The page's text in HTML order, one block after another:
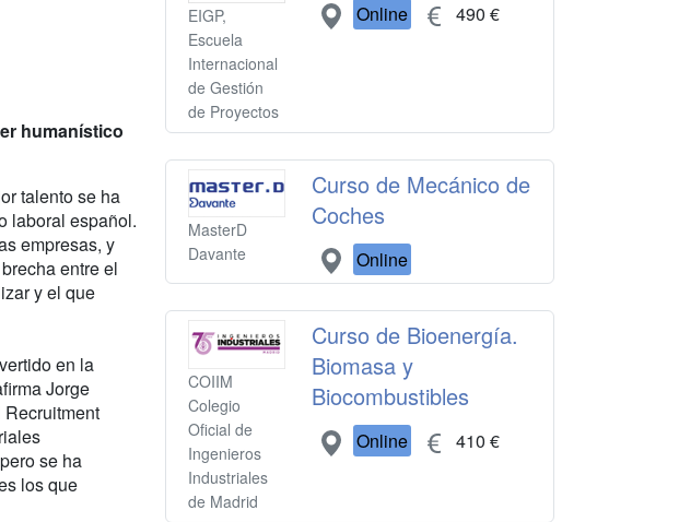
humanístico
talento se ha
laboral español.
empresas, y
entre el
y el que
en la
Jorge
se ha
los que
EIGP,
Escuela
Internacional
de Gestión
de Proyectos
Online 490 €
MasterD
Davante
Curso de Mecánico de
Coches
Online
COIIM
Colegio
Oficial de
Ingenieros
Industriales
de Madrid
Curso de Bioenergía.
Biomasa y
Biocombustibles
Online 410 €